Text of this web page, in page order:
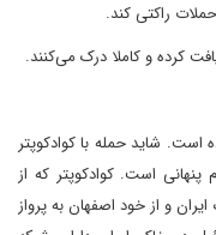
راکتی کند.
کرده و کاملا درک می‌کنند.
است. شاید حمله با کوادکوپتر
پنهانی‌ است. کوادکوپتر که از
و از خود اصفهان به پرواز